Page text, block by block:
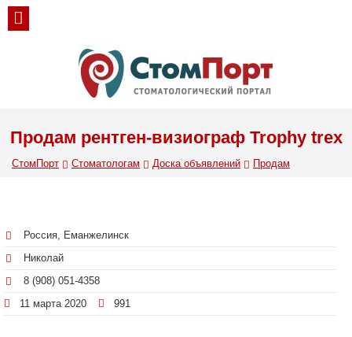
Продам рентген-визиограф Trophy trex
СтомПорт Стоматологам Доска объявлений Продам
Россия, Еманжелинск
Николай
8 (908) 051-4358
11 марта 2020
991